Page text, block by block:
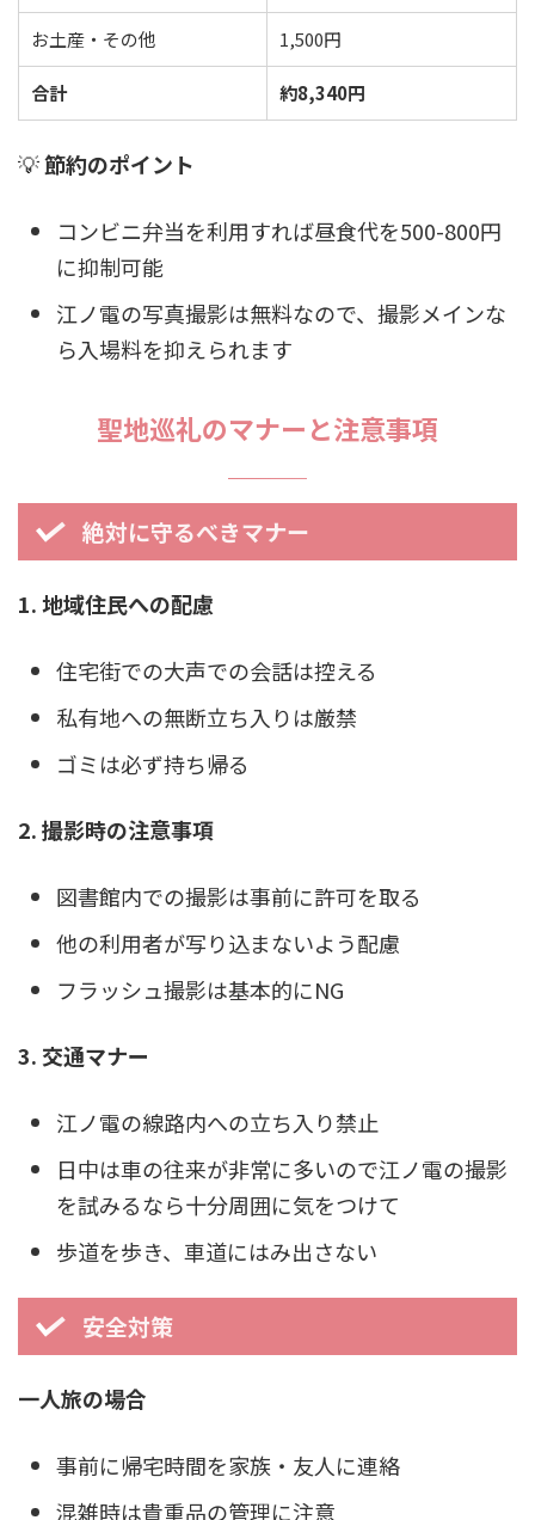
お土産・その他 1,500円
合計 約8,340円
💡節約のポイント
コンビニ弁当を利用すれば昼食代を500-800円
に抑制可能
江ノ電の写真撮影は無料なので、撮影メインな
ら入場料を抑えられます
聖地巡礼のマナーと注意事項
絶対に守るべきマナー
1. 地域住民への配慮
住宅街での大声での会話は控える
私有地への無断立ち入りは厳禁
ゴミは必ず持ち帰る
2. 撮影時の注意事項
図書館内での撮影は事前に許可を取る
他の利用者が写り込まないよう配慮
フラッシュ撮影は基本的にNG
3. 交通マナー
江ノ電の線路内への立ち入り禁止
日中は車の往来が非常に多いので江ノ電の撮影
を試みるなら十分周囲に気をつけて
歩道を歩き、車道にはみ出さない
安全対策
一人旅の場合
事前に帰宅時間を家族・友人に連絡
混雑時は貴重品の管理に注意